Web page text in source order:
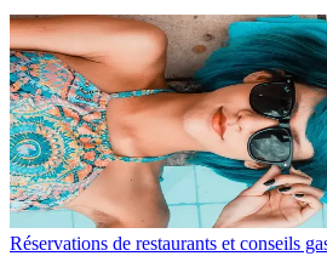
Réservations de restaurants et conseils